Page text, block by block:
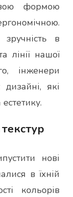
формою
в
лінії нашої
інженери
які
нові
в їхній
кольорів